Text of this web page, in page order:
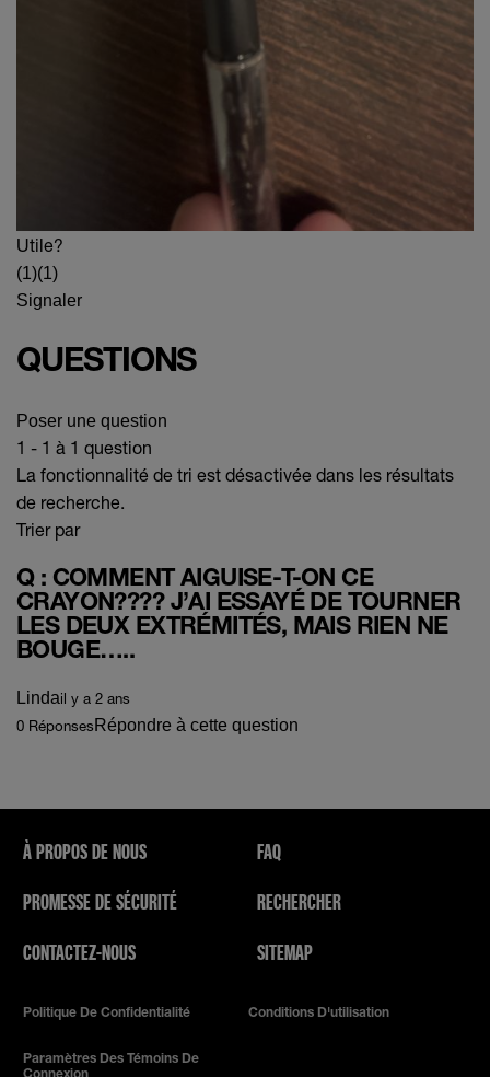
Utile?
(1)(1)
Signaler
QUESTIONS
Poser une question
1 - 1 à 1 question
La fonctionnalité de tri est désactivée dans les résultats
de recherche.
Trier par
Q : COMMENT AIGUISE-T-ON CE
CRAYON???? J’AI ESSAYÉ DE TOURNER
LES DEUX EXTRÉMITÉS, MAIS RIEN NE
BOUGE…..
Lindail y a 2 ans
0 Réponses Répondre à cette question
À PROPOS DE NOUS
PROMESSE DE SÉCURITÉ
CONTACTEZ-NOUS
FAQ
RECHERCHER
SITEMAP
Politique De Confidentialité Conditions D'utilisation
Paramètres Des Témoins De
Connexion